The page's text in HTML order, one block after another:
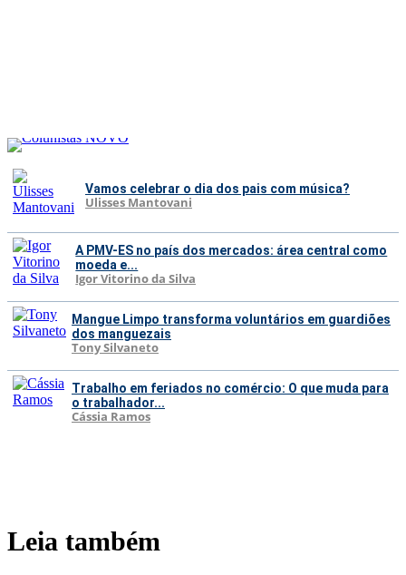
Vamos celebrar o dia dos pais com música?
Ulisses Mantovani
A PMV-ES no país dos mercados: área central como
moeda e...
Igor Vitorino da Silva
Mangue Limpo transforma voluntários em guardiões
dos manguezais
Tony Silvaneto
Trabalho em feriados no comércio: O que muda para
o trabalhador...
Cássia Ramos
Leia também